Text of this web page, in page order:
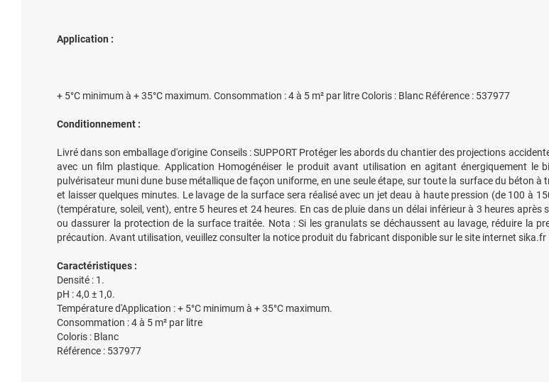
Application :
+ 5°C minimum à + 35°C maximum. Consommation : 4 à 5 m² par litre Coloris : Blanc Référence : 537977
Conditionnement :
Livré dans son emballage d'origine Conseils : SUPPORT Protéger les abords du chantier des projections
avec un film plastique. Application Homogénéiser le produit avant utilisation en agitant énergiquement le
pulvérisateur muni dune buse métallique de façon uniforme, en une seule étape, sur toute la surface du béton
et laisser quelques minutes. Le lavage de la surface sera réalisé avec un jet deau à haute pression (de 100 à
(température, soleil, vent), entre 5 heures et 24 heures. En cas de pluie dans un délai inférieur à 3 heures
ou dassurer la protection de la surface traitée. Nota : Si les granulats se déchaussent au lavage, réduire la
précaution. Avant utilisation, veuillez consulter la notice produit du fabricant disponible sur le site internet sika.fr
Caractéristiques :
Densité : 1.
pH : 4,0 ± 1,0.
Température d'Application : + 5°C minimum à + 35°C maximum.
Consommation : 4 à 5 m² par litre
Coloris : Blanc
Référence : 537977